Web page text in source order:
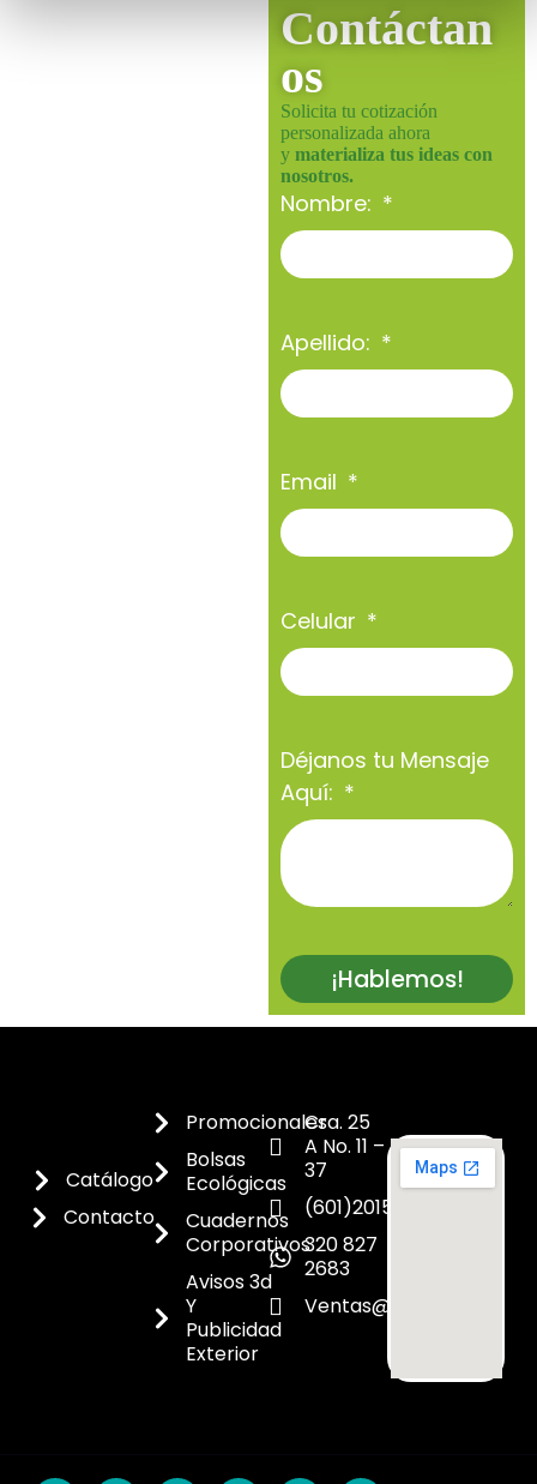
Contáctan
os
Solicita tu cotización
personalizada ahora
y materializa tus ideas con
nosotros.
Nombre:
Apellido:
Email
Celular
Déjanos tu Mensaje
Aquí:
¡Hablemos!
Catálogo
Contacto
Promocionales
Bolsas
Ecológicas
Cuadernos
Corporativos
Avisos 3d
Y
Publicidad
Exterior
Cra. 25
A No. 11 –
37
(601)2015300
320 827
2683
Ventas@dicoes.co